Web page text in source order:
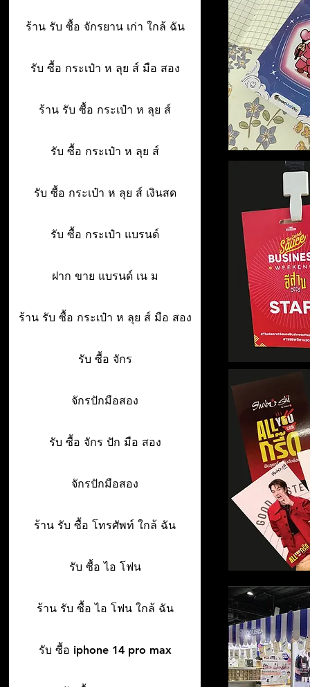
ร้าน รับ ซื้อ จักรยาน เก่า ใกล้ ฉัน
รับ ซื้อ กระเป๋า ห ลุย ส์ มือ สอง
ร้าน รับ ซื้อ กระเป๋า ห ลุย ส์
รับ ซื้อ กระเป๋า ห ลุย ส์
รับ ซื้อ กระเป๋า ห ลุย ส์ เงินสด
รับ ซื้อ กระเป๋า แบรนด์
ฝาก ขาย แบรนด์ เน ม
ร้าน รับ ซื้อ กระเป๋า ห ลุย ส์ มือ สอง
รับ ซื้อ จักร
จักรปักมือสอง
รับ ซื้อ จักร ปัก มือ สอง
จักรปักมือสอง
ร้าน รับ ซื้อ โทรศัพท์ ใกล้ ฉัน
รับ ซื้อ ไอ โฟน
ร้าน รับ ซื้อ ไอ โฟน ใกล้ ฉัน
รับ ซื้อ iphone 14 pro max